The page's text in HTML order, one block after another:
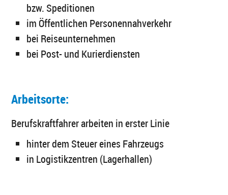
bzw. Speditionen
im Öffentlichen Personennahverkehr
bei Reiseunternehmen
bei Post- und Kurierdiensten
Arbeitsorte:
Berufskraftfahrer arbeiten in erster Linie
hinter dem Steuer eines Fahrzeugs
in Logistikzentren (Lagerhallen)